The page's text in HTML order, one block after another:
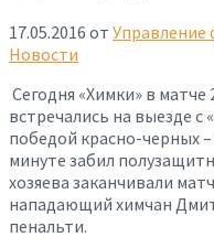
17.05.2016 от Управление
Новости
Сегодня «Химки» в матче
встречались на выезде
победой красно-черных
минуте забил
хозяева заканчивали
нападающий химчан
пенальти.